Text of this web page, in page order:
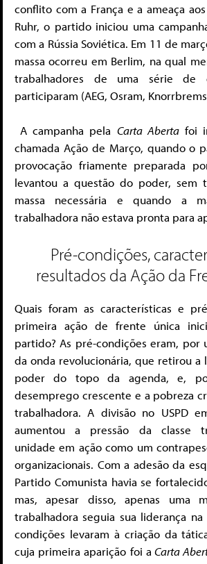
conflito com a França e a ameaça
Ruhr, o partido iniciou uma
com a Rússia Soviética. Em 11 de
massa ocorreu em Berlim, na qual
trabalhadores de uma série de
participaram (AEG, Osram,
A campanha pela Carta Abertafoi
chamada Ação de Março, quando o
provocação friamente preparada
levantou a questão do poder, sem
massa necessária e quando a
trabalhadora não estava pronta para
Pré-condições,
resultados da Ação da
Quais foram as características e
primeira ação de frente única
partido? As pré-condições eram, por
da onda revolucionária, que retirou a
poder do topo da agenda, e,
desemprego crescente e a pobreza
trabalhadora. A divisão no USPD
aumentou a pressão da classe
unidade em ação como um
organizacionais. Com a adesão da
Partido Comunista havia se
mas, apesar disso, apenas uma
trabalhadora seguia sua liderança na
condições levaram à criação da
cuja primeira aparição foi a Carta